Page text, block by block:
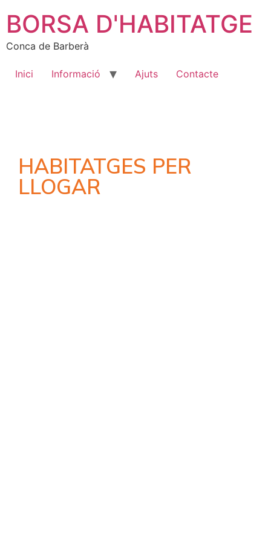
BORSA D'HABITATGE
Conca de Barberà
Inici Informació Ajuts Contacte
HABITATGES PER
LLOGAR